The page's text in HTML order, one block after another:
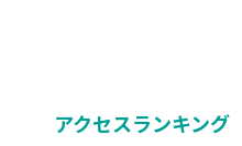
アクセスランキング